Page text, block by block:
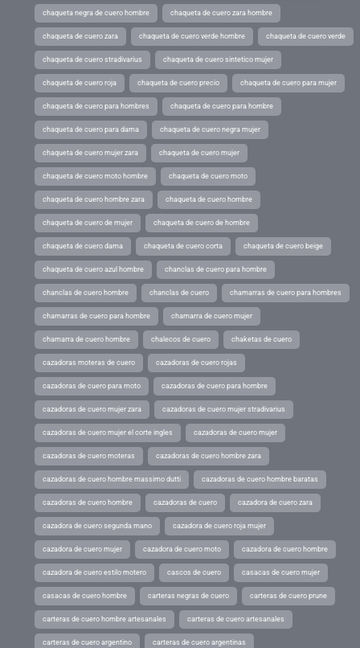
chaqueta negra de cuero hombre chaqueta de cuero zara hombre
chaqueta de cuero zara chaqueta de cuero verde hombre chaqueta de cuero verde
chaqueta de cuero stradivarius chaqueta de cuero sintetico mujer
chaqueta de cuero roja chaqueta de cuero precio chaqueta de cuero para mujer
chaqueta de cuero para hombres chaqueta de cuero para hombre
chaqueta de cuero para dama chaqueta de cuero negra mujer
chaqueta de cuero mujer zara chaqueta de cuero mujer
chaqueta de cuero moto hombre chaqueta de cuero moto
chaqueta de cuero hombre zara chaqueta de cuero hombre
chaqueta de cuero de mujer chaqueta de cuero de hombre
chaqueta de cuero dama chaqueta de cuero corta chaqueta de cuero beige
chaqueta de cuero azul hombre chanclas de cuero para hombre
chanclas de cuero hombre chanclas de cuero chamarras de cuero para hombres
chamarras de cuero para hombre chamarra de cuero mujer
chamarra de cuero hombre chalecos de cuero chaketas de cuero
cazadoras moteras de cuero cazadoras de cuero rojas
cazadoras de cuero para moto cazadoras de cuero para hombre
cazadoras de cuero mujer zara cazadoras de cuero mujer stradivarius
cazadoras de cuero mujer el corte ingles cazadoras de cuero mujer
cazadoras de cuero moteras cazadoras de cuero hombre zara
cazadoras de cuero hombre massimo dutti cazadoras de cuero hombre baratas
cazadoras de cuero hombre cazadoras de cuero cazadora de cuero zara
cazadora de cuero segunda mano cazadora de cuero roja mujer
cazadora de cuero mujer cazadora de cuero moto cazadora de cuero hombre
cazadora de cuero estilo motero cascos de cuero casacas de cuero mujer
casacas de cuero hombre carteras negras de cuero carteras de cuero prune
carteras de cuero hombre artesanales carteras de cuero artesanales
carteras de cuero argentino carteras de cuero argentinas